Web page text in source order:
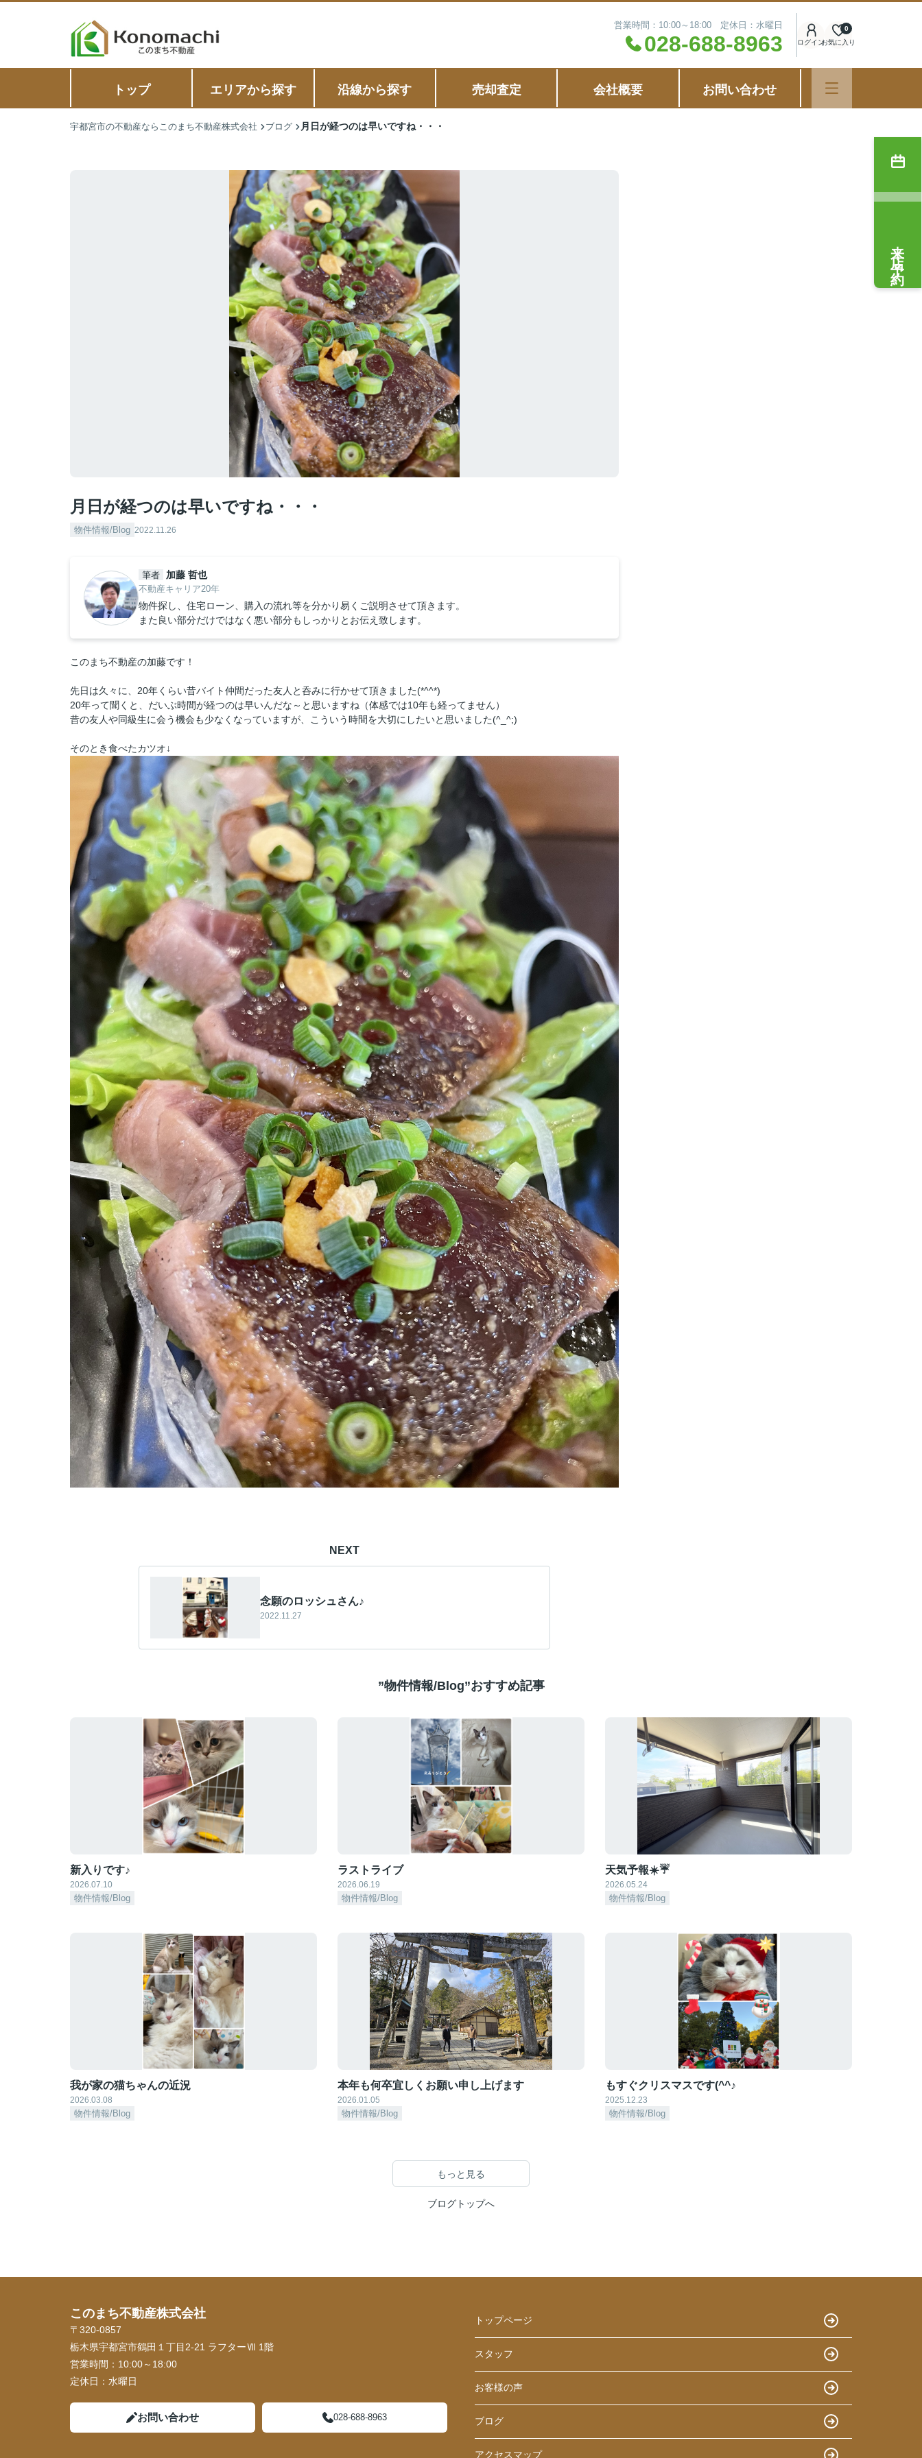
営業時間：10:00～18:00 定休日：水曜日
028-688-8963 ログインお気に入り
0
トップ エリアから探す 沿線から探す 売却査定 会社概要 お問い合わせ
宇都宮市の不動産ならこのまち不動産株式会社 ブログ 月日が経つのは早いですね・・・
月日が経つのは早いですね・・・
物件情報/Blog 2022.11.26
筆者 加藤 哲也
不動産キャリア20年
物件探し、住宅ローン、購入の流れ等を分かり易くご説明させて頂きます。
また良い部分だけではなく悪い部分もしっかりとお伝え致します。
このまち不動産の加藤です！
先日は久々に、20年くらい昔バイト仲間だった友人と呑みに行かせて頂きました(*^^*)
20年って聞くと、だいぶ時間が経つのは早いんだな～と思いますね（体感では10年も経ってません）
昔の友人や同級生に会う機会も少なくなっていますが、こういう時間を大切にしたいと思いました(^_^;)
そのとき食べたカツオ↓
NEXT
念願のロッシュさん♪
2022.11.27
”物件情報/Blog”おすすめ記事
新入りです♪
2026.07.10
物件情報/Blog
ラストライブ
2026.06.19
物件情報/Blog
天気予報☀️☔
2026.05.24
物件情報/Blog
我が家の猫ちゃんの近況
2026.03.08
物件情報/Blog
本年も何卒宜しくお願い申し上げます
2026.01.05
物件情報/Blog
もすぐクリスマスです(^^♪
2025.12.23
物件情報/Blog
もっと見る
ブログトップへ
来店予約
このまち不動産株式会社
〒320-0857
栃木県宇都宮市鶴田１丁目2-21 ラフターⅦ 1階
営業時間： 10:00～18:00
定休日： 水曜日
お問い合わせ 028-688-8963
トップページ
スタッフ
お客様の声
ブログ
アクセスマップ